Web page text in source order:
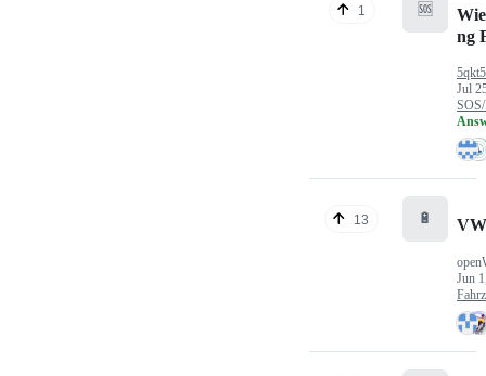
1 🆘
ng
Jul
13 🔋
Jun